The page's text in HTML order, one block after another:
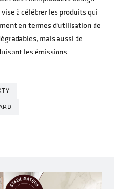
à célébrer les produits qui
en termes d'utilisation de
mais aussi de
les émissions.